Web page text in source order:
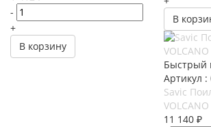
-
+
В корзину
В
Быстрый
Артикул :
Savic
11 140 ₽